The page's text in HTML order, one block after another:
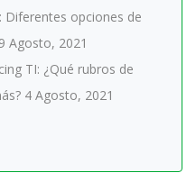
Diferentes opciones de
9 Agosto, 2021
TI: ¿Qué rubros de
4 Agosto, 2021